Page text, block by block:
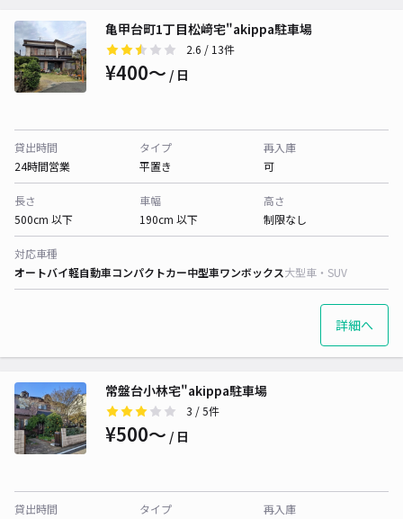
亀甲台町1丁目松﨑宅"akippa駐車場
2.6 / 13件
¥400〜 / 日
貸出時間
24時間営業
タイプ
平置き
再入庫
可
長さ
500cm 以下
車幅
190cm 以下
高さ
制限なし
対応車種
オートバイ軽自動車コンパクトカー中型車ワンボックス大型車・SUV
詳細へ
常盤台小林宅"akippa駐車場
3 / 5件
¥500〜 / 日
貸出時間
タイプ
再入庫